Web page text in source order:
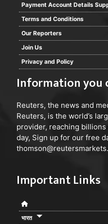
Payment Account Details
Terms and Conditions
Our Reporters
Join Us
Privacy and Policy
Information you
Reuters, the news and
Reuters, is the world’s
provider, reaching
day, Sign up for our free
Important Links
भारत